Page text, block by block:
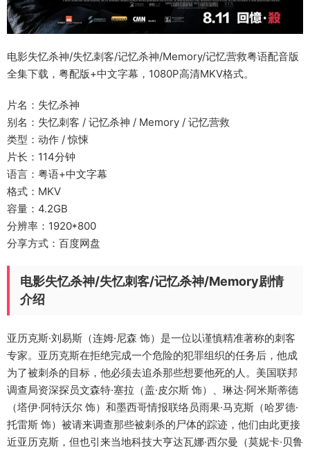
电影失忆杀神/失忆刺客/记忆杀神/Memory/记忆营救粤语配音版
全集下载，粤配版+中文字幕，1080P高清MKV格式。
片名：失忆杀神
别名：失忆刺客 / 记忆杀神 / Memory / 记忆营救
类型：动作 / 惊悚
片长：114分钟
语言：粤语+中文字幕
格式：MKV
容量：4.2GB
分辨率：1920*800
分享方式：百度网盘
电影失忆杀神/失忆刺客/记忆杀神/Memory剧情
介绍
亚历克斯·刘易斯（连姆·尼森 饰）是一位以谨慎精准著称的刺客
专家。亚历克斯在拒绝完成一个危险的犯罪组织的任务后，他成
为了被刺杀的目标，他必须去追杀那些想要他死的人。美国联邦
调查局资深探员文森特·塞拉（盖·皮尔斯 饰）、琳达·阿米斯蒂德
（塔伊·阿特沃尔 饰）和墨西哥情报联络员雨果·马克斯（哈罗德·
托雷斯 饰）被请来调查那些被刺杀的尸体的踪迹，他们由此更接
近亚历克斯，但也引来当地科技大亨达瓦娜·西尔曼（莫妮卡·贝鲁